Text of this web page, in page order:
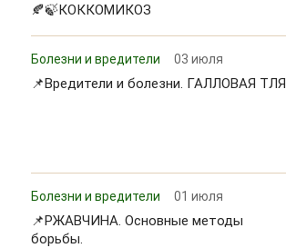
🍂🍃КОККОМИКОЗ
Болезни и вредители 03 июля
📌Вредители и болезни. ГАЛЛОВАЯ ТЛЯ
Болезни и вредители 01 июля
📌РЖАВЧИНА. Основные методы
борьбы.